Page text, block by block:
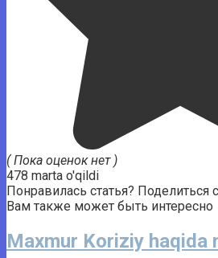
( Пока оценок нет )
478 marta o'qildi
Понравилась статья? Поделиться
Вам также может быть интересно
Maxmur Koriziy haqida